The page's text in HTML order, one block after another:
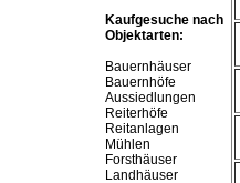
Kaufgesuche nach
Objektarten:
Bauernhäuser
Bauernhöfe
Aussiedlungen
Reiterhöfe
Reitanlagen
Mühlen
Forsthäuser
Landhäuser